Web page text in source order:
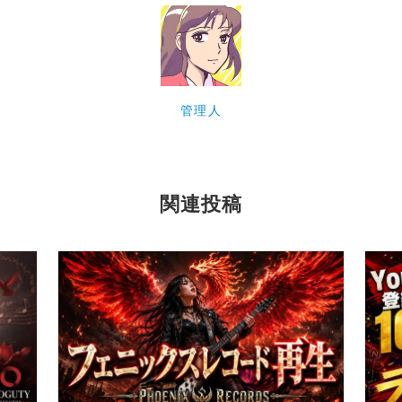
管理人
関連投稿